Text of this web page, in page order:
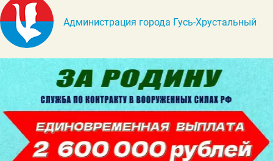
Администрация города Гусь-Хрустальный